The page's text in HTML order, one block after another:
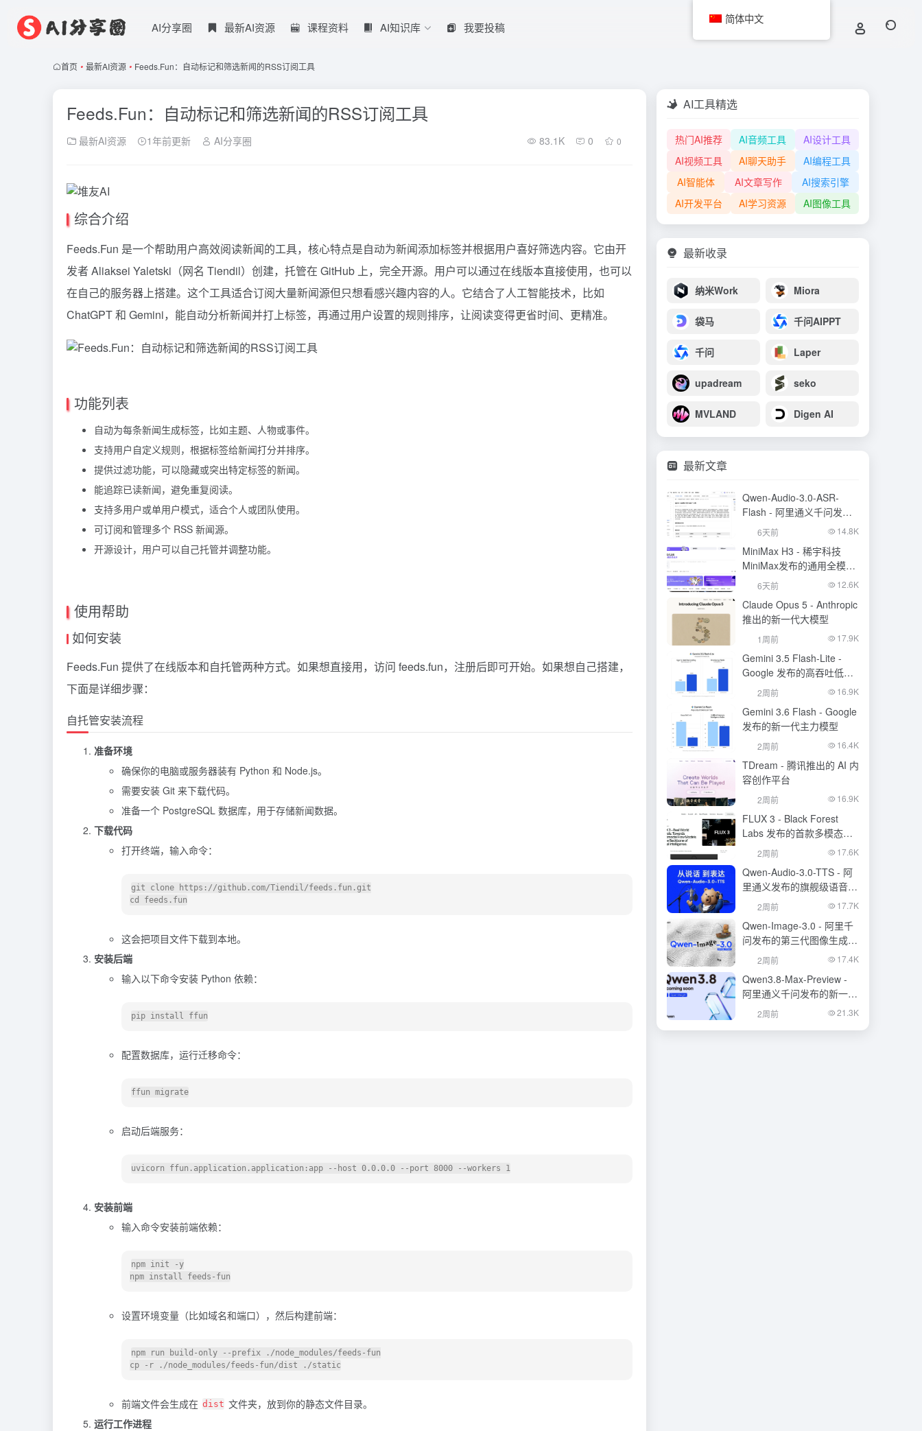
AI分享圈 最新AI资源 课程资料 AI知识库 我要投稿
首页 • 最新AI资源 • Feeds.Fun：自动标记和筛选新闻的RSS订阅工具
Feeds.Fun：自动标记和筛选新闻的RSS订阅工具
最新AI资源 1年前更新 AI分享圈 83.1K 0 0
综合介绍
Feeds.Fun 是一个帮助用户高效阅读新闻的工具，核心特点是自动为新闻添加标签并根据用户喜好筛选内容。它由开
发者 Aliaksei Yaletski（网名 Tiendil）创建，托管在 GitHub 上，完全开源。用户可以通过在线版本直接使用，也可以
在自己的服务器上搭建。这个工具适合订阅大量新闻源但只想看感兴趣内容的人。它结合了人工智能技术，比如
ChatGPT和 Gemini，能自动分析新闻并打上标签，再通过用户设置的规则排序，让阅读变得更省时间、更精准。
功能列表
自动为每条新闻生成标签，比如主题、人物或事件。
支持用户自定义规则，根据标签给新闻打分并排序。
提供过滤功能，可以隐藏或突出特定标签的新闻。
能追踪已读新闻，避免重复阅读。
支持多用户或单用户模式，适合个人或团队使用。
可订阅和管理多个 RSS 新闻源。
开源设计，用户可以自己托管并调整功能。
使用帮助
如何安装
Feeds.Fun 提供了在线版本和自托管两种方式。如果想直接用，访问 feeds.fun，注册后即可开始。如果想自己搭建，
下面是详细步骤：
自托管安装流程
准备环境
确保你的电脑或服务器装有 Python 和 Node.js。
需要安装 Git 来下载代码。
准备一个 PostgreSQL 数据库，用于存储新闻数据。
下载代码
打开终端，输入命令：
git clone https://github.com/Tiendil/feeds.fun.git
这会把项目文件下载到本地。
安装后端
输入以下命令安装 Python 依赖：
配置数据库，运行迁移命令：
启动后端服务：
安装前端
输入命令安装前端依赖：
npm init -y
设置环境变量（比如域名和端口），然后构建前端：
npm run build-only --prefix ./node_modules/feeds-fun
前端文件会生成在 dist 文件夹，放到你的静态文件目录。
运行工作进程
AI工具精选
热门AI推荐 AI音频工具
AI设计工具
AI视频工具
AI聊天助手
AI编程工具
AI智能体
AI文章写作
AI搜索引擎
AI开发平台
AI学习资源 AI图像工具
最新收录
纳米Work Miora
袋马 千问AIPPT
千问 Laper
upadream seko
MVLAND Digen AI
最新文章
Qwen-Audio-3.0-ASR-
Flash - 阿里通义千问发布
的语音识别大模型
6天前 14.8K
MiniMax H3 - 稀宇科技
MiniMax发布的通用全模态
生成模型
6天前 12.6K
Claude Opus 5 - Anthropic
推出的新一代大模型
1周前 17.9K
Gemini 3.5 Flash-Lite -
Google 发布的高吞吐低成
本模型
2周前 16.9K
Gemini 3.6 Flash - Google
发布的新一代主力模型
2周前 16.4K
TDream - 腾讯推出的 AI 内
容创作平台
2周前 16.9K
FLUX 3 - Black Forest
Labs 发布的首款多模态基
础模型
2周前 17.6K
Qwen-Audio-3.0-TTS - 阿
里通义发布的旗舰级语音合
成大模型
2周前 17.7K
Qwen-Image-3.0 - 阿里千
问发布的第三代图像生成基
础模型
2周前 17.4K
Qwen3.8-Max-Preview -
阿里通义千问发布的新一代
旗舰大模型
2周前 21.3K
简体中文